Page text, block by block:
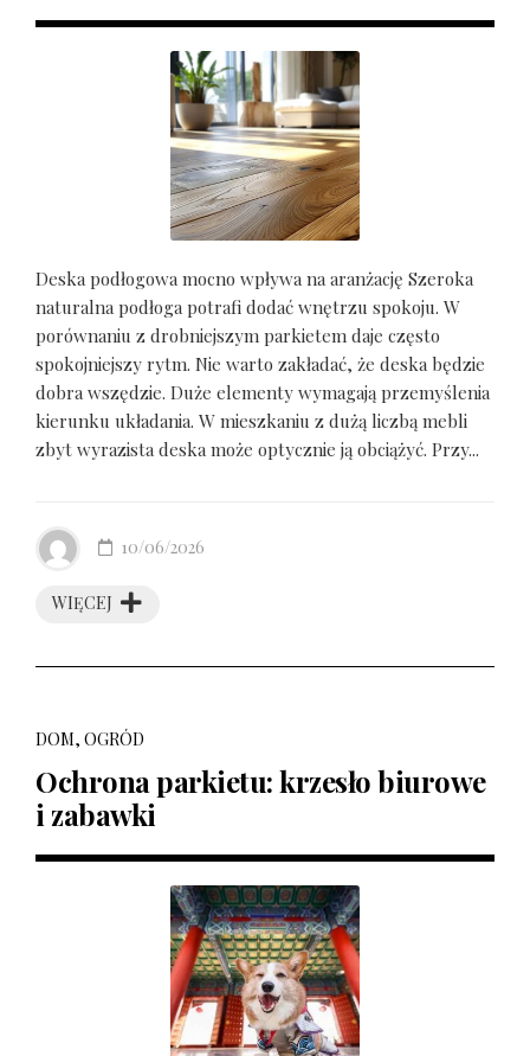
Deska podłogowa mocno wpływa na aranżację Szeroka
naturalna podłoga potrafi dodać wnętrzu spokoju. W
porównaniu z drobniejszym parkietem daje często
spokojniejszy rytm. Nie warto zakładać, że deska będzie
dobra wszędzie. Duże elementy wymagają przemyślenia
kierunku układania. W mieszkaniu z dużą liczbą mebli
zbyt wyrazista deska może optycznie ją obciążyć. Przy...
WIĘCEJ
10/06/2026
DOM, OGRÓD
Ochrona parkietu: krzesło biurowe
i zabawki